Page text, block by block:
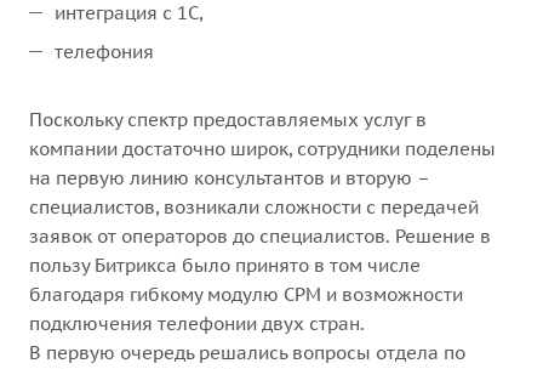
интеграция с 1С,
телефония
Поскольку спектр предоставляемых услуг в
компании достаточно широк, сотрудники поделены
на первую линию консультантов и вторую –
специалистов, возникали сложности с передачей
заявок от операторов до специалистов. Решение в
пользу Битрикса было принято в том числе
благодаря гибкому модулю CРM и возможности
подключения телефонии двух стран.
В первую очередь решались вопросы отдела по